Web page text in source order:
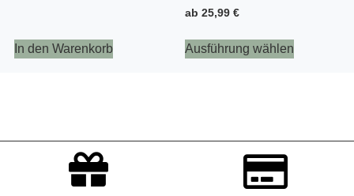
In den Warenkorb
ab 25,99 €
Ausführung wählen